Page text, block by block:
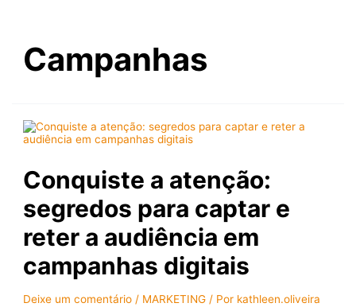
Campanhas
Conquiste a atenção:
segredos para captar e
reter a audiência em
campanhas digitais
Deixe um comentário / MARKETING / Por kathleen.oliveira